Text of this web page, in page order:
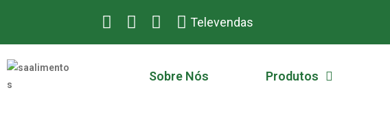
Televendas
Sobre Nós Produtos